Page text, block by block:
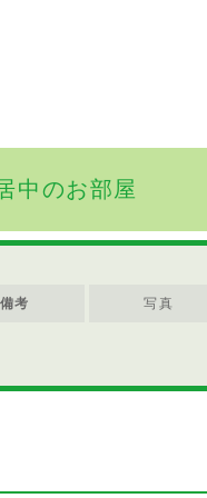
中のお部屋
備考 写真